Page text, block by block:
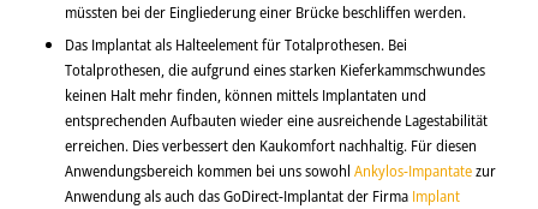
müssten bei der Eingliederung einer Brücke beschliffen werden.
Das Implantat als Halteelement für Totalprothesen. Bei
Totalprothesen, die aufgrund eines starken Kieferkammschwundes
keinen Halt mehr finden, können mittels Implantaten und
entsprechenden Aufbauten wieder eine ausreichende Lagestabilität
erreichen. Dies verbessert den Kaukomfort nachhaltig. Für diesen
Anwendungsbereich kommen bei uns sowohl Ankylos-Impantatezur
Anwendung als auch das GoDirect-Implantat der Firma Implant